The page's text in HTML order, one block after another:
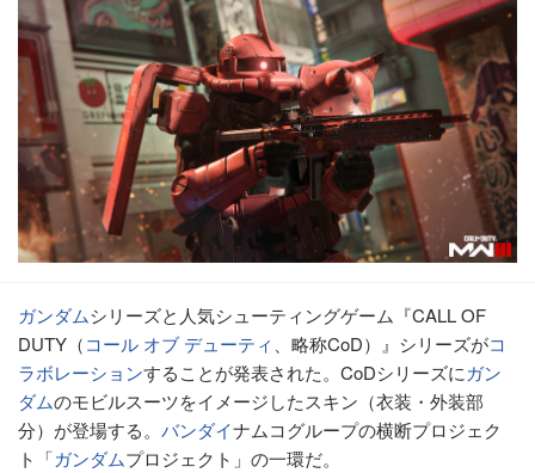
ガンダムシリーズと人気シューティングゲーム『CALL OF
DUTY（コール オブ デューティ 、略称CoD）』シリーズがコ
ラボレーションすることが発表された。CoDシリーズにガン
ダムのモビルスーツをイメージしたスキン（衣装・外装部
分）が登場する。 バンダイナムコグループの横断プロジェク
ト「ガンダムプロジェクト」の一環だ。